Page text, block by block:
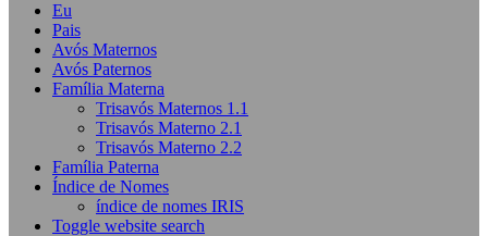
Eu
Pais
Avós Maternos
Avós Paternos
Família Materna
Trisavós Maternos 1.1
Trisavós Materno 2.1
Trisavós Materno 2.2
Família Paterna
Índice de Nomes
índice de nomes IRIS
Toggle website search